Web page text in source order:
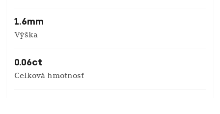
1.6mm
Výška
0.06ct
Celková hmotnosť